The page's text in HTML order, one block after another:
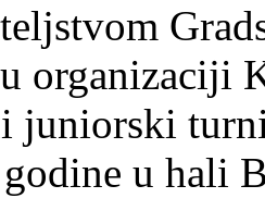
organizaciji
juniorski
u hali